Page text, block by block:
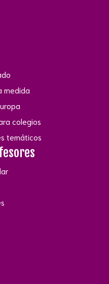
medida
colegios
temáticos